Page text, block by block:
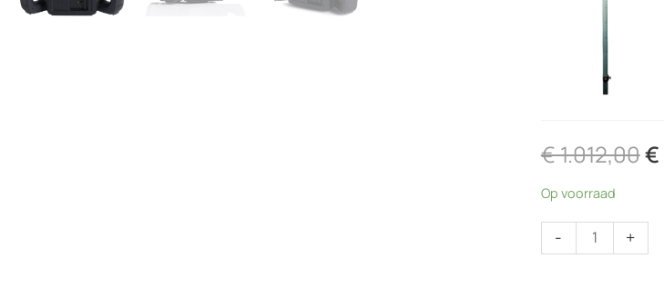
€1.012,00€
Op voorraad
-
Rugby
+